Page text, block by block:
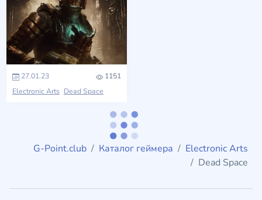
27.01.23
1151
Electronic Arts Dead Space
G-Point.club Каталог геймера
Electronic Arts
Dead Space